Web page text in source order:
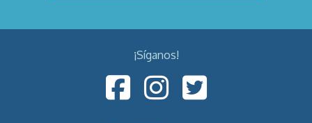
¡Síganos!